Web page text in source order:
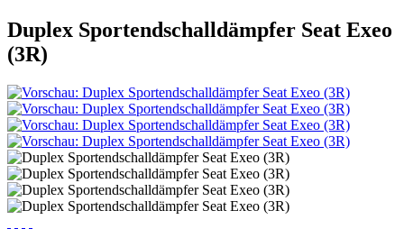
Duplex Sportendschalldämpfer Seat Exeo
(3R)